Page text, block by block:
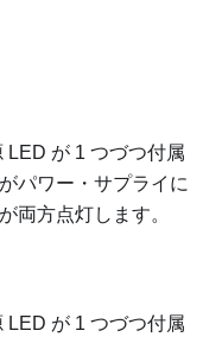
が 1 つづつ付属
パワー・サプライに
両方点灯します。
が 1 つづつ付属